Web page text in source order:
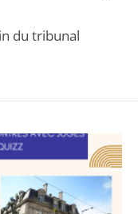
du tribunal